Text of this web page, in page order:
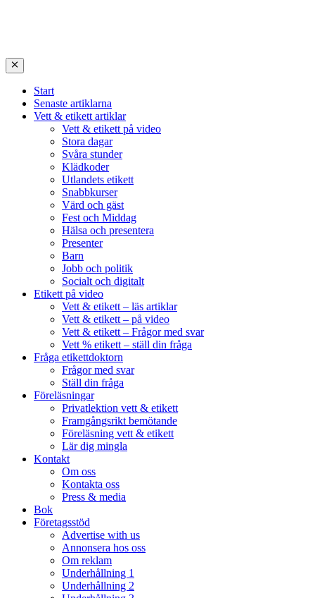
Start
Senaste artiklarna
Vett & etikett artiklar
Vett & etikett på video
Stora dagar
Svåra stunder
Klädkoder
Utlandets etikett
Snabbkurser
Värd och gäst
Fest och Middag
Hälsa och presentera
Presenter
Barn
Jobb och politik
Socialt och digitalt
Etikett på video
Vett & etikett – läs artiklar
Vett & etikett – på video
Vett & etikett – Frågor med svar
Vett % etikett – ställ din fråga
Fråga etikettdoktorn
Frågor med svar
Ställ din fråga
Föreläsningar
Privatlektion vett & etikett
Framgångsrikt bemötande
Föreläsning vett & etikett
Lär dig mingla
Kontakt
Om oss
Kontakta oss
Press & media
Bok
Företagsstöd
Advertise with us
Annonsera hos oss
Om reklam
Underhållning 1
Underhållning 2